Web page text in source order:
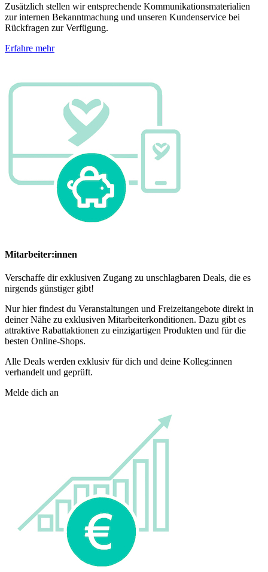
Zusätzlich stellen wir entsprechende Kommunikationsmaterialien
zur internen Bekanntmachung und unseren Kundenservice bei
Rückfragen zur Verfügung.
Erfahre mehr
Mitarbeiter:innen
Verschaffe dir exklusiven Zugang zu unschlagbaren Deals, die es
nirgends günstiger gibt!
Nur hier findest du Veranstaltungen und Freizeitangebote direkt in
deiner Nähe zu exklusiven Mitarbeiterkonditionen. Dazu gibt es
attraktive Rabattaktionen zu einzigartigen Produkten und für die
besten Online-Shops.
Alle Deals werden exklusiv für dich und deine Kolleg:innen
verhandelt und geprüft.
Melde dich an